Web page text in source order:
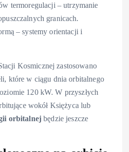
termoregulacji – utrzymanie
granicach.
– systemy orientacji i
Kosmicznej zastosowano
które w ciągu dnia orbitalnego
120 kW. W przyszłych
wokół Księżyca lub
orbitalnej będzie jeszcze